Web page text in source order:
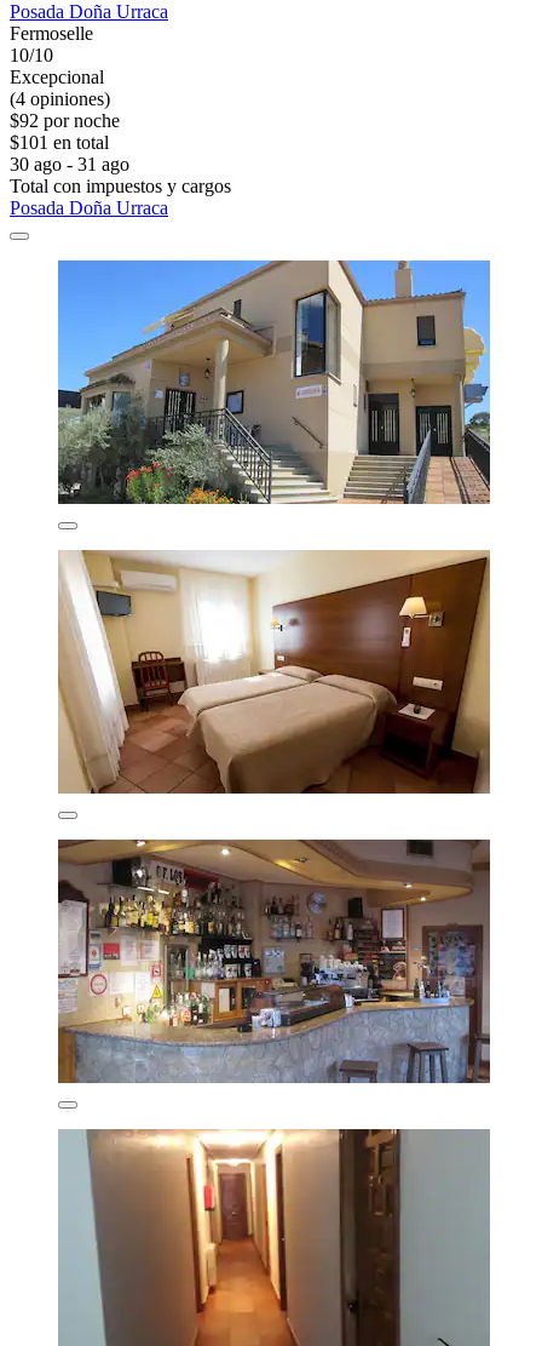
Posada Doña Urraca
Fermoselle
10/10
Excepcional
(4 opiniones)
$92 por noche
$101 en total
30 ago - 31 ago
Total con impuestos y cargos
Posada Doña Urraca